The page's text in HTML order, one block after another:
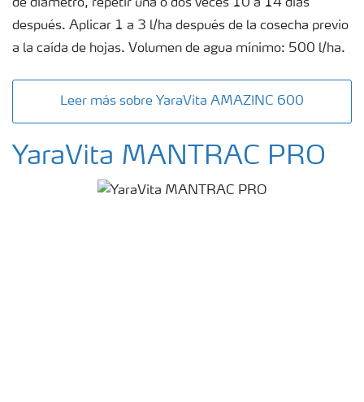
de diámetro, repetir una o dos veces 10 a 14 días
después. Aplicar 1 a 3 l/ha después de la cosecha previo
a la caída de hojas. Volumen de agua mínimo: 500 l/ha.
Leer más sobre YaraVita AMAZINC 600
YaraVita MANTRAC PRO